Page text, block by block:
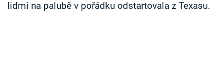
lidmi na palubě v pořádku odstartovala z Texasu.